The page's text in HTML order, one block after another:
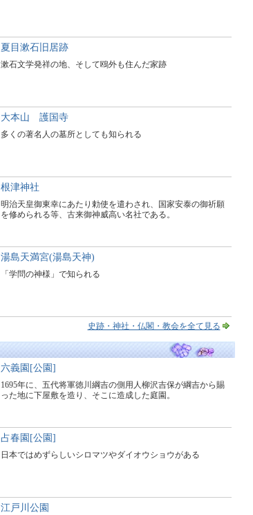
夏目漱石旧居跡
漱石文学発祥の地、そして鴎外も住んだ家跡
大本山 護国寺
多くの著名人の墓所としても知られる
根津神社
明治天皇御東幸にあたり勅使を遣わされ、国家安泰の御祈願
を修められる等、古来御神威高い名社である。
湯島天満宮(湯島天神)
「学問の神様」で知られる
史跡・神社・仏閣・教会を全て見る
六義園[公園]
1695年に、五代将軍徳川綱吉の側用人柳沢吉保が綱吉から賜
った地に下屋敷を造り、そこに造成した庭園。
占春園[公園]
日本ではめずらしいシロマツやダイオウショウがある
江戸川公園